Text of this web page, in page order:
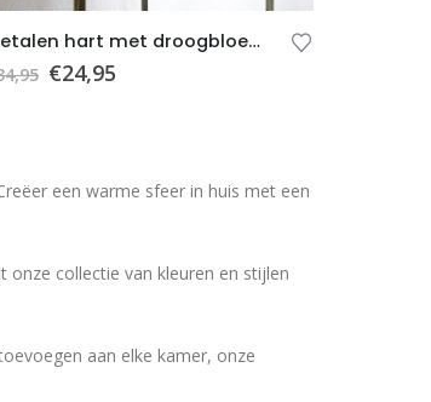
Metalen hart met droogbloemen C – Roze – Paars – Groen – Cadeau – Cadeau bruiloft
€24,95
een warme sfeer in huis met een
onze collectie van kleuren en stijlen
aan elke kamer, onze